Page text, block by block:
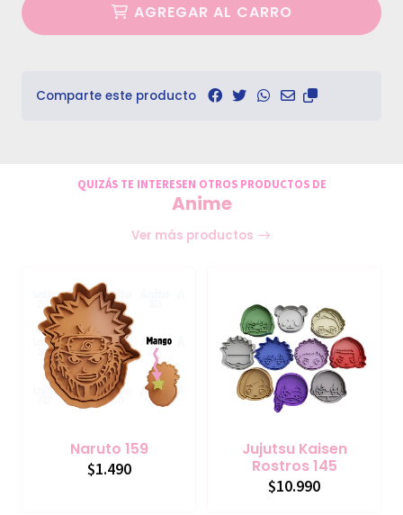
AGREGAR AL CARRO
Comparte este producto
QUIZÁS TE INTERESEN OTROS PRODUCTOS DE
Anime
Ver más productos
Naruto 159
$1.490
Jujutsu Kaisen
Rostros 145
$10.990